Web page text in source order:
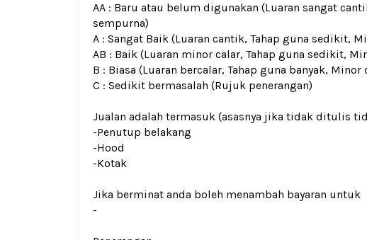
AA : Baru atau belum digunakan (Luaran sangat
sempurna)
A : Sangat Baik (Luaran cantik, Tahap guna sedikit,
AB : Baik (Luaran minor calar, Tahap guna sedikit,
B : Biasa (Luaran bercalar, Tahap guna banyak,
C : Sedikit bermasalah (Rujuk penerangan)
Jualan adalah termasuk (asasnya jika tidak ditulis
-Penutup belakang
-Hood
-Kotak
Jika berminat anda boleh menambah bayaran untuk
-